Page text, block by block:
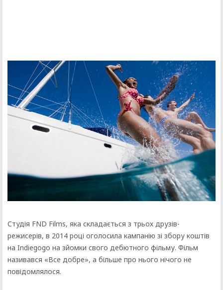
Студія FND Films, яка складається з трьох друзів-
режисерів, в 2014 році оголосила кампанію зі збору коштів
на Indiegogo на зйомки свого дебютного фільму. Фільм
називався «Все добре», а більше про нього нічого не
повідомлялося.